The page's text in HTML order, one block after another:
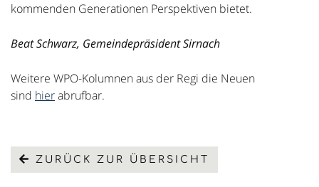
kommenden Generationen Perspektiven bietet.
Beat Schwarz, Gemeindepräsident Sirnach
Weitere WPO-Kolumnen aus der Regi die Neuen
sind hierabrufbar.
ZURÜCK ZUR ÜBERSICHT